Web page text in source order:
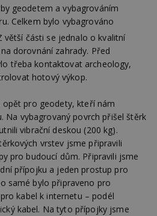
geodetem a vybagrováním
Celkem bylo vybagrováno
větší části se jednalo o kvalitní
dorovnání zahrady. Před
třeba kontaktovat archeology,
hotový výkop.
opět pro geodety, kteří nám
Na vybagrovaný povrch přišel štěrk
vibrační deskou (200 kg).
vrstev jsme připravili
pro budoucí dům. Připravili jsme
přípojku a jeden prostup pro
samé bylo připraveno pro
kabel k internetu – podél
kabel. Na tyto přípojky jsme